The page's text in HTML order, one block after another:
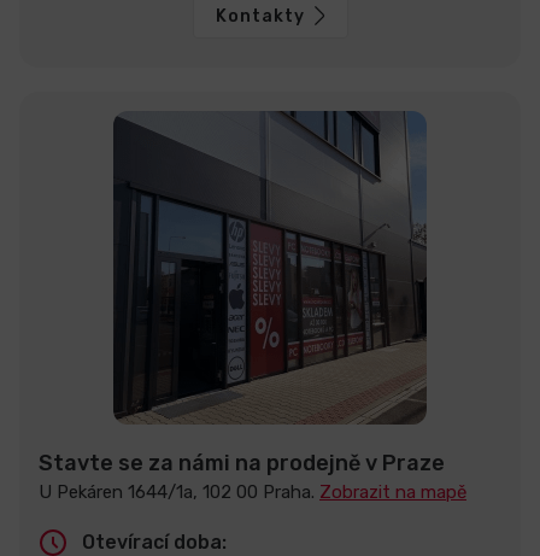
Kontakty
Stavte se za námi na prodejně v Praze
U Pekáren 1644/1a, 102 00 Praha. Zobrazit na mapě
Otevírací doba: